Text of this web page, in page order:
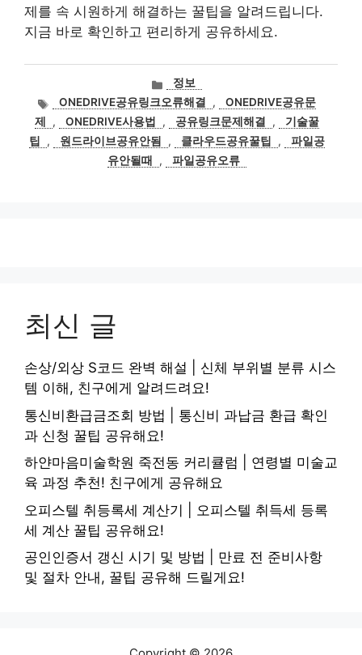
제를 속 시원하게 해결하는 꿀팁을 알려드립니다.
지금 바로 확인하고 편리하게 공유하세요.
카
테
고
리
정보
태ONEDRIVE공유링크오류해결 ,
ONEDRIVE공유문
제
, ONEDRIVE사용법 , 공유링크문제해결 ,
기술꿀
팁
, 원드라이브공유안됨 , 클라우드공유꿀팁 ,
파일공
유안될때
, 파일공유오류
최신 글
손상/외상 S코드 완벽 해설 | 신체 부위별 분류 시스
템 이해, 친구에게 알려드려요!
통신비환급금조회 방법 | 통신비 과납금 환급 확인
과 신청 꿀팁 공유해요!
하얀마음미술학원 죽전동 커리큘럼 | 연령별 미술교
육 과정 추천! 친구에게 공유해요
오피스텔 취등록세 계산기 | 오피스텔 취득세 등록
세 계산 꿀팁 공유해요!
공인인증서 갱신 시기 및 방법 | 만료 전 준비사항
및 절차 안내, 꿀팁 공유해 드릴게요!